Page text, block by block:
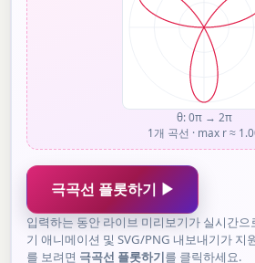
θ: 0π → 2π
1개 곡선 · max r ≈
극곡선 플롯하기 ▶
입력하는 동안 라이브 미리보기가 실시간
기 애니메이션 및 SVG/PNG 내보내기가 지
를 보려면 극곡선 플롯하기를 클릭하세요.